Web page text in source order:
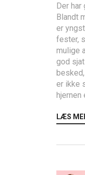
Der
Blandt
er
fester,
mulige
god
er ikke
hjernen
LÆS